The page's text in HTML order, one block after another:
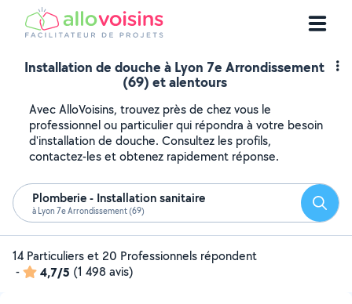
Installation de douche à Lyon 7e Arrondissement
(69) et alentours
Avec AlloVoisins, trouvez près de chez vous le
professionnel ou particulier qui répondra à votre besoin
d'installation de douche. Consultez les profils,
contactez-les et obtenez rapidement réponse.
Plomberie - Installation sanitaire
à Lyon 7e Arrondissement (69)
14 Particuliers et 20 Professionnels répondent
-
4,7/5 (1 498 avis)